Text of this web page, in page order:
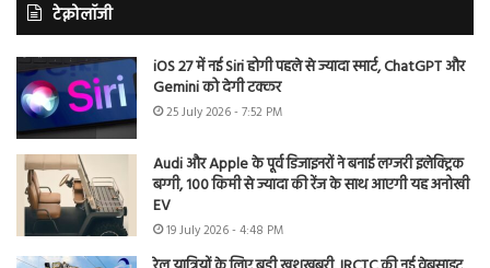
टेक्नोलॉजी
iOS 27 में नई Siri होगी पहले से ज्यादा स्मार्ट, ChatGPT और
Gemini को देगी टक्कर
25 July 2026 - 7:52 PM
Audi और Apple के पूर्व डिजाइनरों ने बनाई लग्जरी इलेक्ट्रिक
बग्गी, 100 किमी से ज्यादा की रेंज के साथ आएगी यह अनोखी
EV
19 July 2026 - 4:48 PM